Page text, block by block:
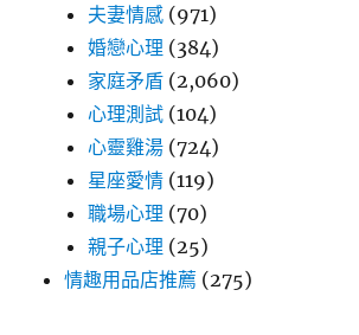
夫妻情感 (971)
婚戀心理 (384)
家庭矛盾 (2,060)
心理測試 (104)
心靈雞湯 (724)
星座愛情 (119)
職場心理 (70)
親子心理 (25)
情趣用品店推薦 (275)